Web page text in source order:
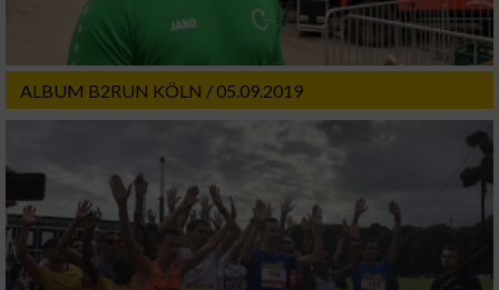
ALBUM B2RUN KÖLN / 05.09.2019